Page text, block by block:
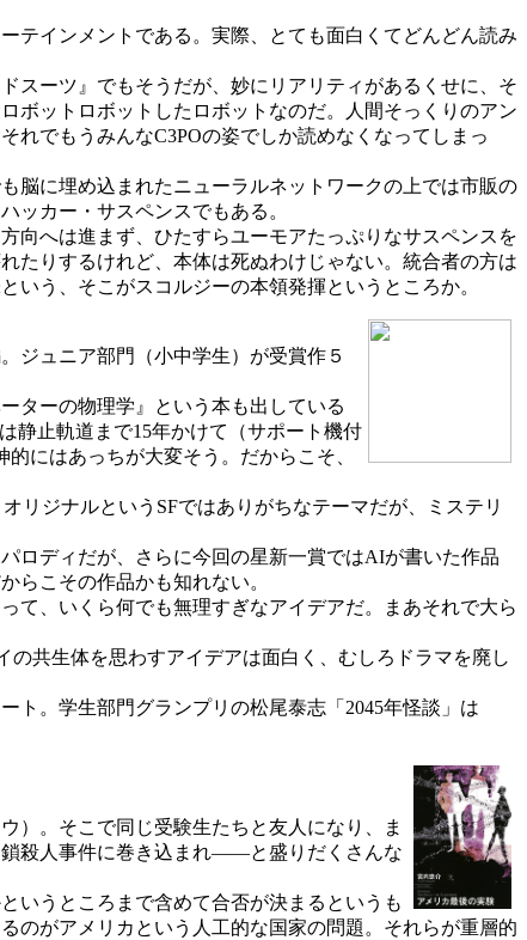
テインメントである。実際、とても面白くてどんどん読み
スーツ』でもそうだが、妙にリアリティがあるくせに、そ
ボットロボットしたロボットなのだ。人間そっくりのアン
れでもうみんなC3POの姿でしか読めなくなってしまっ
脳に埋め込まれたニューラルネットワークの上では市販の
ッカー・サスペンスでもある。
向へは進まず、ひたすらユーモアたっぷりなサスペンスを
たりするけれど、本体は死ぬわけじゃない。統合者の方は
う、そこがスコルジーの本領発揮というところか。
ジュニア部門（小中学生）が受賞作５
ターの物理学』という本も出している
静止軌道まで15年かけて（サポート機付
にはあっちが大変そう。だからこそ、
リジナルというSFではありがちなテーマだが、ミステリ
ディだが、さらに今回の星新一賞ではAIが書いた作品
らこその作品かも知れない。
て、いくら何でも無理すぎなアイデアだ。まあそれで大ら
共生体を思わすアイデアは面白く、むしろドラマを廃し
。学生部門グランプリの松尾泰志「2045年怪談」は
）。そこで同じ受験生たちと友人になり、ま
鎖殺人事件に巻き込まれ――と盛りだくさんな
いうところまで含めて合否が決まるというも
のがアメリカという人工的な国家の問題。それらが重層的